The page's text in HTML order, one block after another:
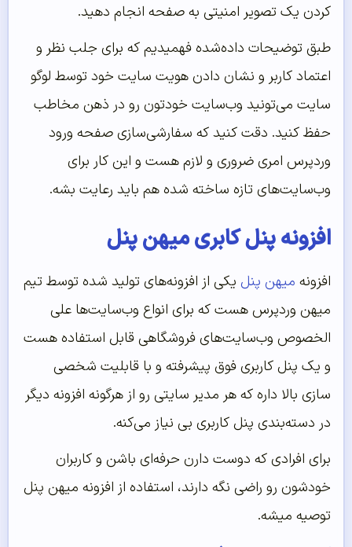
کردن یک تصویر امنیتی به صفحه انجام دهید.
طبق توضیحات داده‌شده فهمیدیم که برای جلب نظر و
اعتماد کاربر و نشان دادن هویت سایت خود توسط لوگو
سایت می‌تونید وب‌سایت خودتون رو در ذهن مخاطب
حفظ کنید. دقت کنید که سفارشی‌سازی صفحه ورود
وردپرس امری ضروری و لازم هست و این کار برای
وب‌سایت‌های تازه ساخته شده هم باید رعایت بشه.
افزونه پنل کابری میهن پنل
افزونه میهن پنل یکی از افزونه‌های تولید شده توسط تیم
میهن وردپرس هست که برای انواع وب‌سایت‌ها علی
الخصوص وب‌سایت‌های فروشگاهی قابل استفاده هست
و یک پنل کاربری فوق پیشرفته و با قابلیت شخصی
سازی بالا داره که هر مدیر سایتی رو از هرگونه افزونه دیگر
در دسته‌بندی پنل کاربری بی نیاز می‌کنه.
برای افرادی که دوست دارن حرفه‌ای باشن و کاربران
خودشون رو راضی نگه دارند، استفاده از افزونه میهن پنل
توصیه میشه.